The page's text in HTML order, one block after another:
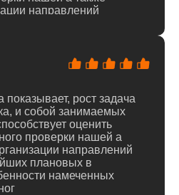
направлений
рост задача
и собой занимаемых
оценить
проверки нашей а
направлений
плановых в
намеченных